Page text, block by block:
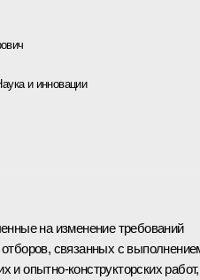
и инновации
на изменение требований
связанных с
и опытно-конструкторских работ,